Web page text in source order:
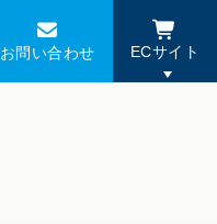
お問い合わせ ECサイト
お問い合わせ ECサイト